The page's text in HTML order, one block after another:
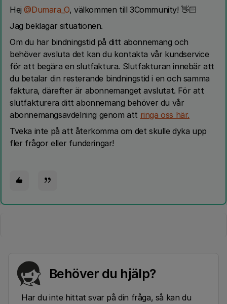
Hej ​@Dumara_O, välkommen till 3Community! 👋🏻
Jag beklagar situationen.
Om du har bindningstid på ditt abonnemang och
behöver avsluta det kan du kontakta vår kundservice
för att begära en slutfaktura. Slutfakturan innebär att
du betalar din resterande bindningstid i en och samma
faktura, därefter är abonnemanget avslutat. För att
slutfakturera ditt abonnemang behöver du vår
abonnemangsavdelning genom att ringa oss här.
Tveka inte på att återkomma om det skulle dyka upp
fler frågor eller funderingar!
Behöver du hjälp?
Har du inte hittat svar på din fråga, så kan du